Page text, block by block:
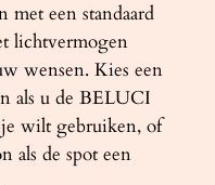
met een standaard
lichtvermogen
wensen. Kies een
als u de BELUCI
wilt gebruiken, of
als de spot een